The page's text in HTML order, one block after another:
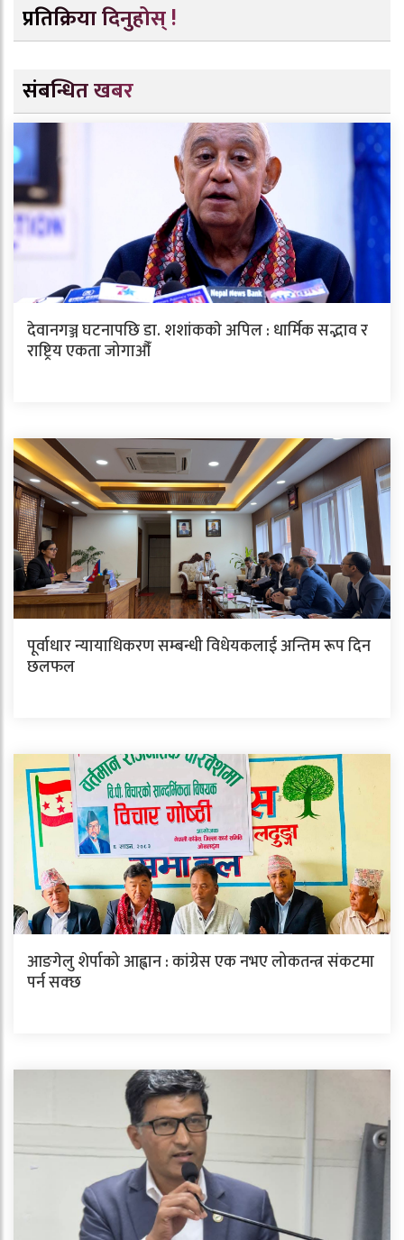
प्रतिक्रिया दिनुहोस् !
संबन्धित खबर
देवानगञ्ज घटनापछि डा. शशांककाे अपिल : धार्मिक सद्भाव र
राष्ट्रिय एकता जोगाऔँ
पूर्वाधार न्यायाधिकरण सम्बन्धी विधेयकलाई अन्तिम रूप दिन
छलफल
आङगेलु शेर्पाको आह्वान : कांग्रेस एक नभए लोकतन्त्र संकटमा
पर्न सक्छ